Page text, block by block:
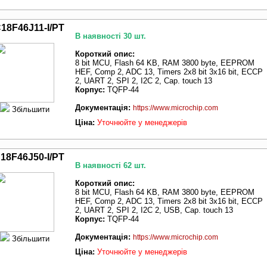
I/PT
Збільшити
В наявності 30 шт.
Короткий опис:
8 bit MCU, Flash 64 KB, RAM 3800 byte, EEPROM
HEF, Comp 2, ADC 13, Timers 2x8 bit 3x16 bit, ECCP
2, UART 2, SPI 2, I2C 2, Cap. touch 13
Корпус: TQFP-44
Документація: https://www.microchip.com
Ціна: Уточнюйте у менеджерів
I/PT
Збільшити
В наявності 62 шт.
Короткий опис:
8 bit MCU, Flash 64 KB, RAM 3800 byte, EEPROM
HEF, Comp 2, ADC 13, Timers 2x8 bit 3x16 bit, ECCP
2, UART 2, SPI 2, I2C 2, USB, Cap. touch 13
Корпус: TQFP-44
Документація: https://www.microchip.com
Ціна: Уточнюйте у менеджерів